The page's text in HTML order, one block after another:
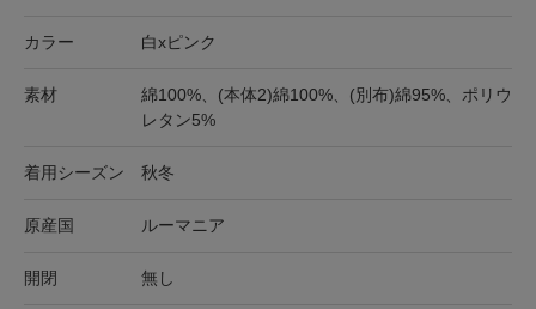
カラー 白xピンク
素材
綿100%、(本体2)綿100%、(別布)綿95%、ポリウ
レタン5%
着用シーズン 秋冬
原産国 ルーマニア
開閉 無し